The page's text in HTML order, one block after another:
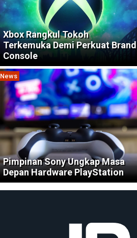
Xbox Rangkul Tokoh
Terkemuka Demi Perkuat Brand
Console
News
Pimpinan Sony Ungkap Masa
Depan Hardware PlayStation